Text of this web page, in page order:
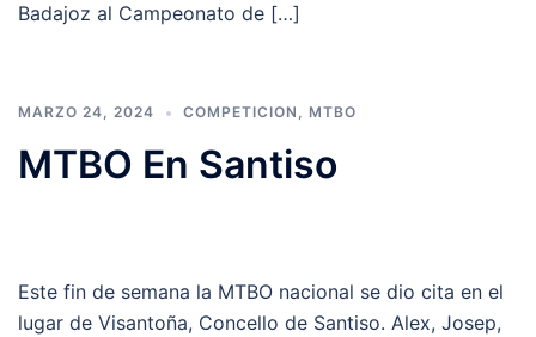
Badajoz al Campeonato de […]
MARZO 24, 2024 COMPETICION , MTBO
MTBO En Santiso
Este fin de semana la MTBO nacional se dio cita en el
lugar de Visantoña, Concello de Santiso. Alex, Josep,